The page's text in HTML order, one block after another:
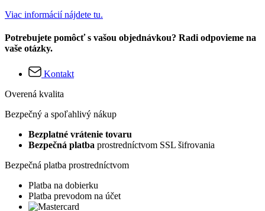
Viac informácií nájdete tu.
Potrebujete pomôcť s vašou objednávkou? Radi odpovieme na
vaše otázky.
Kontakt
Overená kvalita
Bezpečný a spoľahlivý nákup
Bezplatné vrátenie tovaru
Bezpečná platba prostredníctvom SSL šifrovania
Bezpečná platba prostredníctvom
Platba na dobierku
Platba prevodom na účet